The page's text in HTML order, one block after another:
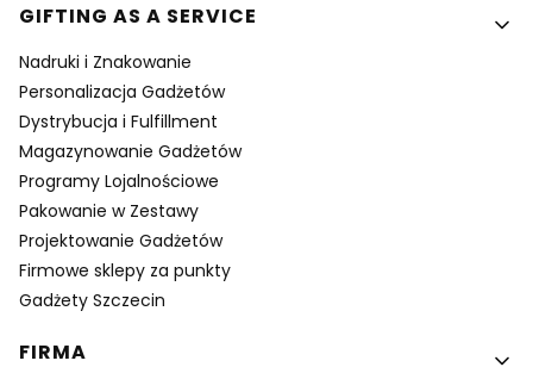
GIFTING AS A SERVICE
Nadruki i Znakowanie
Personalizacja Gadżetów
Dystrybucja i Fulfillment
Magazynowanie Gadżetów
Programy Lojalnościowe
Pakowanie w Zestawy
Projektowanie Gadżetów
Firmowe sklepy za punkty
Gadżety Szczecin
FIRMA